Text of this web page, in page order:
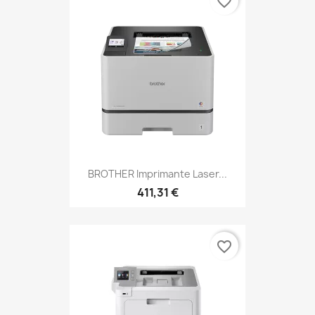
BROTHER Imprimante Laser...
411,31 €
favorite_border